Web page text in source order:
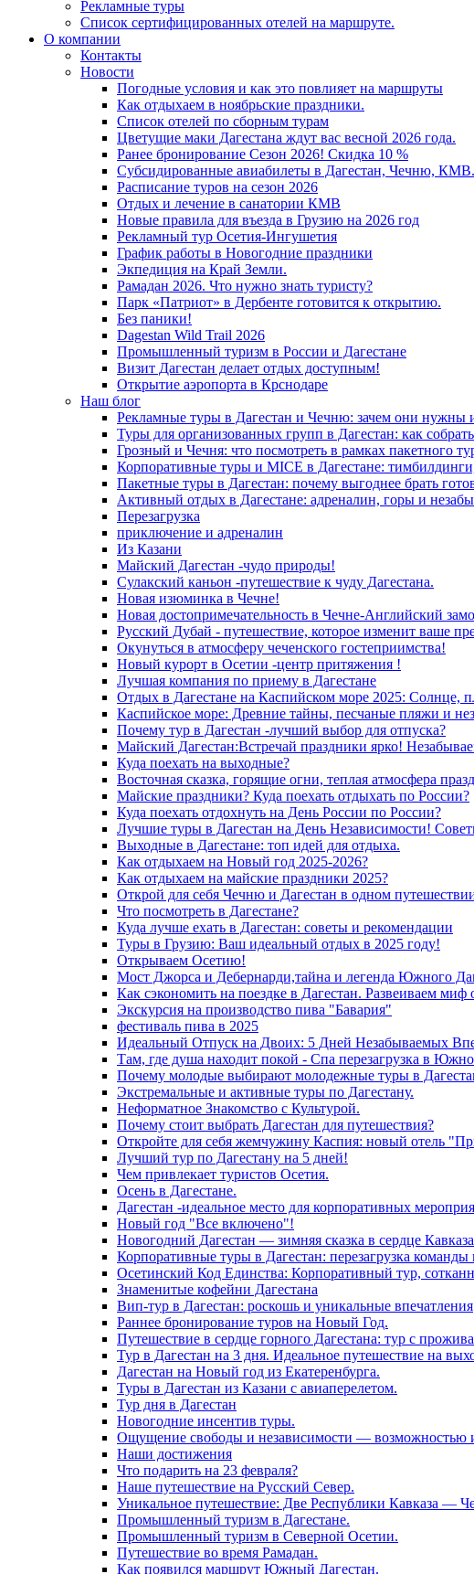
Рекламные туры
Список сертифицированных отелей на маршруте.
О компании
Контакты
Новости
Погодные условия и как это повлияет на маршруты
Как отдыхаем в ноябрьские праздники.
Список отелей по сборным турам
Цветущие маки Дагестана ждут вас весной 2026 года.
Ранее бронирование Сезон 2026! Скидка 10 %
Субсидированные авиабилеты в Дагестан, Чечню,
Расписание туров на сезон 2026
Отдых и лечение в санатории КМВ
Новые правила для въезда в Грузию на 2026 год
Рекламный тур Осетия-Ингушетия
График работы в Новогодние праздники
Экпедиция на Край Земли.
Рамадан 2026. Что нужно знать туристу?
Парк «Патриот» в Дербенте готовится к открытию.
Без паники!
Dagestan Wild Trail 2026
Промышленный туризм в России и Дагестане
Визит Дагестан делает отдых доступным!
Открытие аэропорта в Крснодаре
Наш блог
Рекламные туры в Дагестан и Чечню: зачем они нужны
Туры для организованных групп в Дагестан: как
Грозный и Чечня: что посмотреть в рамках пакетного
Корпоративные туры и MICE в Дагестане:
Пакетные туры в Дагестан: почему выгоднее брать
Активный отдых в Дагестане: адреналин, горы и
Перезагрузка
приключение и адреналин
Из Казани
Майский Дагестан -чудо природы!
Сулакский каньон -путешествие к чуду Дагестана.
Новая изюминка в Чечне!
Новая достопримечательность в Чечне-Английский
Русский Дубай - путешествие, которое изменит ваше
Окунуться в атмосферу чеченского гостеприимства!
Новый курорт в Осетии -центр притяжения !
Лучшая компания по приему в Дагестане
Отдых в Дагестане на Каспийском море 2025: Солнце,
Каспийское море: Древние тайны, песчаные пляжи и
Почему тур в Дагестан -лучший выбор для отпуска?
Майский Дагестан:Встречай праздники ярко!
Куда поехать на выходные?
Восточная сказка, горящие огни, теплая атмосфера
Майские праздники? Куда поехать отдыхать по России?
Куда поехать отдохнуть на День России по России?
Лучшие туры в Дагестан на День Независимости!
Выходные в Дагестане: топ идей для отдыха.
Как отдыхаем на Новый год 2025-2026?
Как отдыхаем на майские праздники 2025?
Открой для себя Чечню и Дагестан в одном
Что посмотреть в Дагестане?
Куда лучше ехать в Дагестан: советы и рекомендации
Туры в Грузию: Ваш идеальный отдых в 2025 году!
Открываем Осетию!
Мост Джорса и Дебернарди,тайна и легенда Южного
Как сэкономить на поездке в Дагестан. Развеиваем миф
Экскурсия на производство пива "Бавария"
фестиваль пива в 2025
Идеальный Отпуск на Двоих: 5 Дней Незабываемых
Там, где душа находит покой - Спа перезагрузка в
Почему молодые выбирают молодежные туры в
Экстремальные и активные туры по Дагестану.
Неформатное Знакомство с Культурой.
Почему стоит выбрать Дагестан для путешествия?
Откройте для себя жемчужину Каспия: новый отель
Лучший тур по Дагестану на 5 дней!
Чем привлекает туристов Осетия.
Осень в Дагестане.
Дагестан -идеальное место для корпоративных
Новый год "Все включено"!
Новогодний Дагестан — зимняя сказка в сердце Кавказа
Корпоративные туры в Дагестан: перезагрузка
Осетинский Код Единства: Корпоративный тур,
Знаменитые кофейни Дагестана
Вип-тур в Дагестан: роскошь и уникальные впечатления
Раннее бронирование туров на Новый Год.
Путешествие в сердце горного Дагестана: тур с
Тур в Дагестан на 3 дня. Идеальное путешествие на
Дагестан на Новый год из Екатеренбурга.
Туры в Дагестан из Казани с авиаперелетом.
Тур дня в Дагестан
Новогодние инсентив туры.
Ощущение свободы и независимости — возможностью
Наши достижения
Что подарить на 23 февраля?
Наше путешествие на Русский Север.
Уникальное путешествие: Две Республики Кавказа —
Промышленный туризм в Дагестане.
Промышленный туризм в Северной Осетии.
Путешествие во время Рамадан.
Как появился маршрут Южный Дагестан.